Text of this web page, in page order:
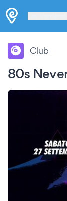
80s
Club